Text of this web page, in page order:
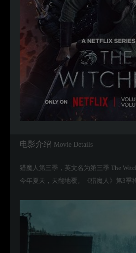
电影介绍 Movie Details
猎魔人第三季，英文名为第三季 The
今年夏天，天翻地覆。《猎魔人》第3季